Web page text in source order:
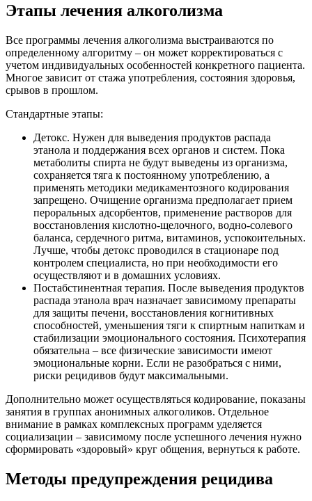
Этапы лечения алкоголизма
Все программы лечения алкоголизма выстраиваются по
определенному алгоритму – он может корректироваться с
учетом индивидуальных особенностей конкретного пациента.
Многое зависит от стажа употребления, состояния здоровья,
срывов в прошлом.
Стандартные этапы:
Детокс. Нужен для выведения продуктов распада
этанола и поддержания всех органов и систем. Пока
метаболиты спирта не будут выведены из организма,
сохраняется тяга к постоянному употреблению, а
применять методики медикаментозного кодирования
запрещено. Очищение организма предполагает прием
пероральных адсорбентов, применение растворов для
восстановления кислотно-щелочного, водно-солевого
баланса, сердечного ритма, витаминов, успокоительных.
Лучше, чтобы детокс проводился в стационаре под
контролем специалиста, но при необходимости его
осуществляют и в домашних условиях.
Постабстинентная терапия. После выведения продуктов
распада этанола врач назначает зависимому препараты
для защиты печени, восстановления когнитивных
способностей, уменьшения тяги к спиртным напиткам и
стабилизации эмоционального состояния. Психотерапия
обязательна – все физические зависимости имеют
эмоциональные корни. Если не разобраться с ними,
риски рецидивов будут максимальными.
Дополнительно может осуществляться кодирование, показаны
занятия в группах анонимных алкоголиков. Отдельное
внимание в рамках комплексных программ уделяется
социализации – зависимому после успешного лечения нужно
сформировать «здоровый» круг общения, вернуться к работе.
Методы предупреждения рецидива